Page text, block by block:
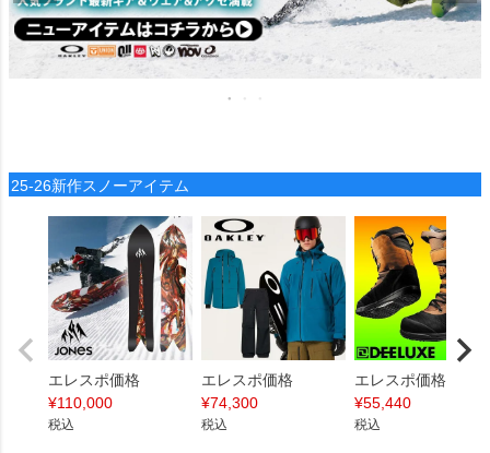
25-26新作スノーアイテム
エレスポ価格
¥110,000
税込
エレスポ価格
¥74,300
税込
エレスポ価格
¥55,440
税込